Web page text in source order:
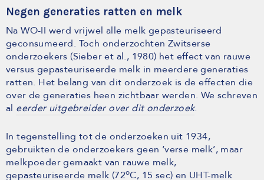
Negen generaties ratten en melk
Na WO-II werd vrijwel alle melk gepasteuriseerd
geconsumeerd. Toch onderzochten Zwitserse
onderzoekers (Sieber et al., 1980) het effect van rauwe
versus gepasteuriseerde melk in meerdere generaties
ratten. Het belang van dit onderzoek is de effecten die
over de generaties heen zichtbaar werden. We schreven
al eerder uitgebreider over dit onderzoek.
In tegenstelling tot de onderzoeken uit 1934,
gebruikten de onderzoekers geen ‘verse melk’, maar
melkpoeder gemaakt van rauwe melk,
gepasteuriseerde melk (72oC, 15 sec) en UHT-melk